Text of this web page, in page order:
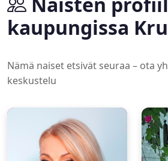
kaupungissa
Nämä naiset etsivät seuraa – ota
keskustelu